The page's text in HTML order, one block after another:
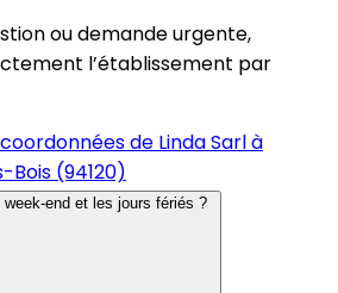
ou demande urgente,
l’établissement par
de Linda Sarl à
Bois (94120)
week-end et les jours fériés ?